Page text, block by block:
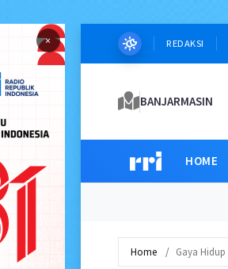
× REDAKSI
BANJARMASIN
HOME
Home Gaya Hidup